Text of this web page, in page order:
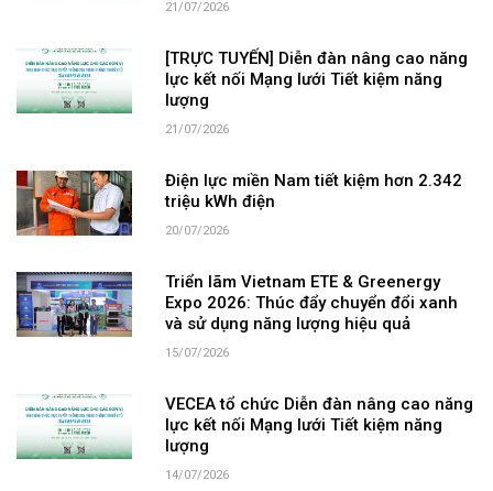
21/07/2026
[TRỰC TUYẾN] Diễn đàn nâng cao năng
lực kết nối Mạng lưới Tiết kiệm năng
lượng
21/07/2026
Điện lực miền Nam tiết kiệm hơn 2.342
triệu kWh điện
20/07/2026
Triển lãm Vietnam ETE & Greenergy
Expo 2026: Thúc đẩy chuyển đổi xanh
và sử dụng năng lượng hiệu quả
15/07/2026
VECEA tổ chức Diễn đàn nâng cao năng
lực kết nối Mạng lưới Tiết kiệm năng
lượng
14/07/2026